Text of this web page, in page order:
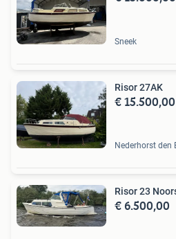
Sneek
Risor 27AK
€ 15.500,00
Nederhorst den
Risor 23
€ 6.500,00